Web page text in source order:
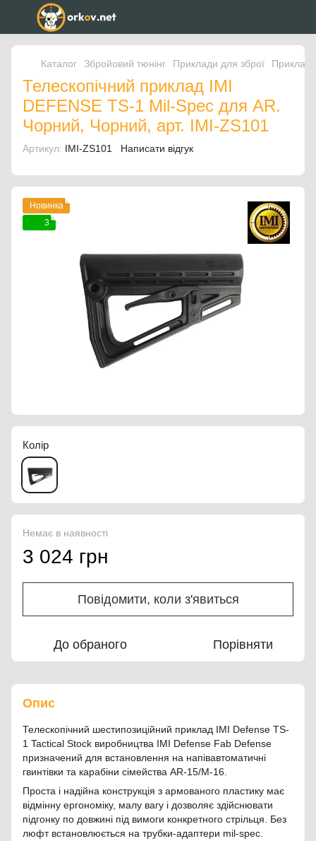
Каталог Збройовий тюнінг Приклади для зброї
Телескопічний приклад IMI
DEFENSE TS-1 Mil-Spec для AR.
Чорний, Чорний, арт. IMI-ZS101
Артикул: IMI-ZS101 Написати відгук
Новинка
3
Колір
Немає в наявності
3 024 грн
Повідомити, коли з'явиться
До обраного Порівняти
Опис
Телескопічний шестипозиційний приклад IMI Defense TS-
1 Tactical Stock виробництва IMI Defense Fab Defense
призначений для встановлення на напівавтоматичні
гвинтівки та карабіни сімейства AR-15/M-16.
Проста і надійна конструкція з армованого пластику має
відмінну ергономіку, малу вагу і дозволяє здійснювати
підгонку по довжині під вимоги конкретного стрільця. Без
люфт встановлюється на трубки-адаптери mil-spec.